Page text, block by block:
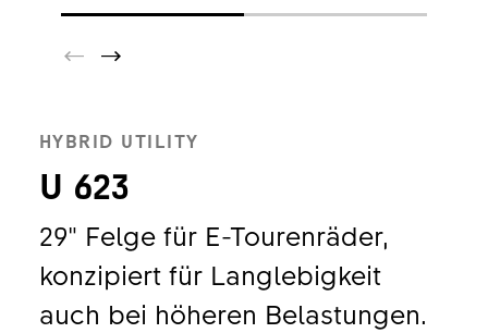
HYBRID UTILITY
U 623
29" Felge für E-Tourenräder,
konzipiert für Langlebigkeit
auch bei höheren Belastungen.